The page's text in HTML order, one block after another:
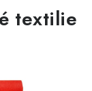
textilie